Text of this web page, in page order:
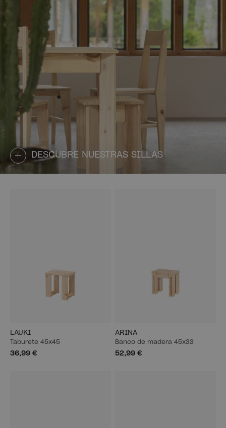
DESCUBRE NUESTRAS SILLAS
LAUKI
Taburete 45x45
36,99 €
ARINA
Banco de madera 45x33
52,99 €